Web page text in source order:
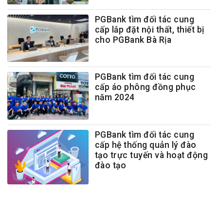
PGBank tìm đối tác cung
cấp lắp đặt nội thất, thiết bị
cho PGBank Bà Rịa
PGBank tìm đối tác cung
cấp áo phông đồng phục
năm 2024
PGBank tìm đối tác cung
cấp hệ thống quản lý đào
tạo trực tuyến và hoạt động
đào tạo